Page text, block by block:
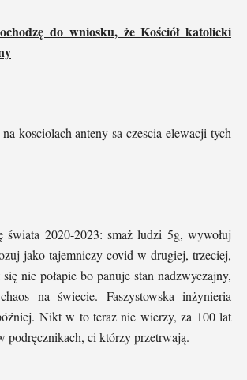
do wniosku, że Kościół katolicki
kosciolach anteny sa czescia elewacji tych
świata 2020-2023: smaż ludzi 5g, wywołuj
jako tajemniczy covid w drugiej, trzeciej,
nie połapie bo panuje stan nadzwyczajny,
na świecie. Faszystowska inżynieria
Nikt w to teraz nie wierzy, za 100 lat
podręcznikach, ci którzy przetrwają.